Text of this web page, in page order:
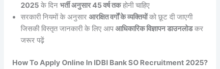
2025 के दिनभर्ती अनुसार 45 वर्ष तकहोनी चाहिए
सरकारी नियमों के अनुसारआरक्षित वर्गों के व्यक्तियोंको छूट दी जाएगी
जिसकी विस्तृत जानकारी के लिए आपआधिकारिक विज्ञापन डाउनलोडकर
जरूर पढ़ें
How To Apply Online In IDBI Bank SO Recruitment 2025?